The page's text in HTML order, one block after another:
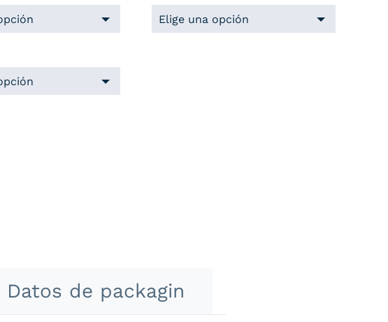
Datos de packagin